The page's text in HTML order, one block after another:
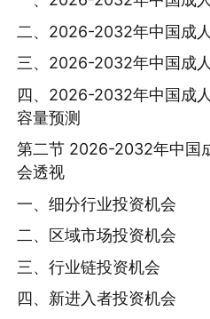
二、2026-2032年中国成
三、2026-2032年中国成
四、2026-2032年中国成
容量预测
第二节 2026-2032年中国
会透视
一、细分行业投资机会
二、区域市场投资机会
三、行业链投资机会
四、新进入者投资机会